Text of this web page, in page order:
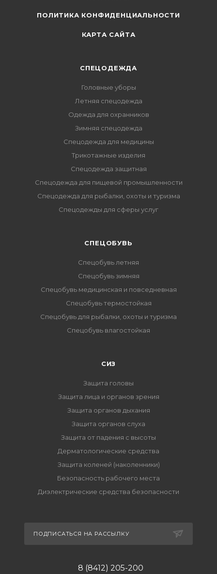
ПОЛИТИКА КОНФИДЕНЦИАЛЬНОСТИ
КАРТА САЙТА
СПЕЦОДЕЖДА
Головные уборы
Летняя спецодежда
Одежда для охранников
Зимняя спецодежда
Спецодежда для медицины
Трикотажные изделия
Спецодежда защитная
Спецодежда для пищевой промышленности
Спецодежда для рыбалки, охоты и туризма
Спецодежды для сферы услуг
CПЕЦОБУВЬ
Спецобувь летняя
Спецобувь зимняя
Спецобувь медицинская и повседневная
Спецобувь термостойкая
Спецобувь для рыбалки, охоты и туризма
Спецобувь влагостойкая
СИЗ
Защита головы
Защита лица и органов зрения
Защита органов дыхания
Защита органов слуха
Защита от падения с высоты
Дерматологические средства
Защита коленей (наколенники)
Безопасность рабочего места
Диэлектрические средства безопасности
ПОДПИСАТЬСЯ НА РАССЫЛКУ
8 (8412) 205-200